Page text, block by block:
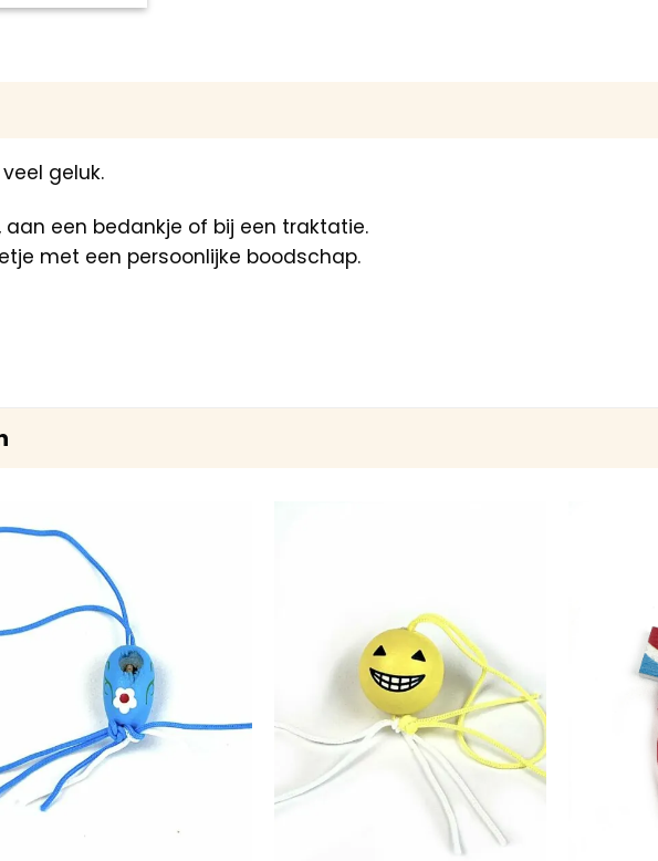
geluk.
een bedankje of bij een traktatie.
met een persoonlijke boodschap.